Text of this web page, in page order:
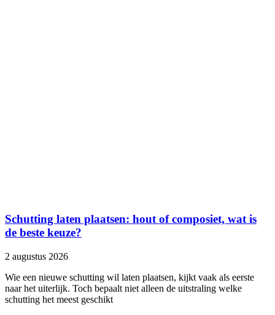
Schutting laten plaatsen: hout of composiet, wat is
de beste keuze?
2 augustus 2026
Wie een nieuwe schutting wil laten plaatsen, kijkt vaak als eerste
naar het uiterlijk. Toch bepaalt niet alleen de uitstraling welke
schutting het meest geschikt